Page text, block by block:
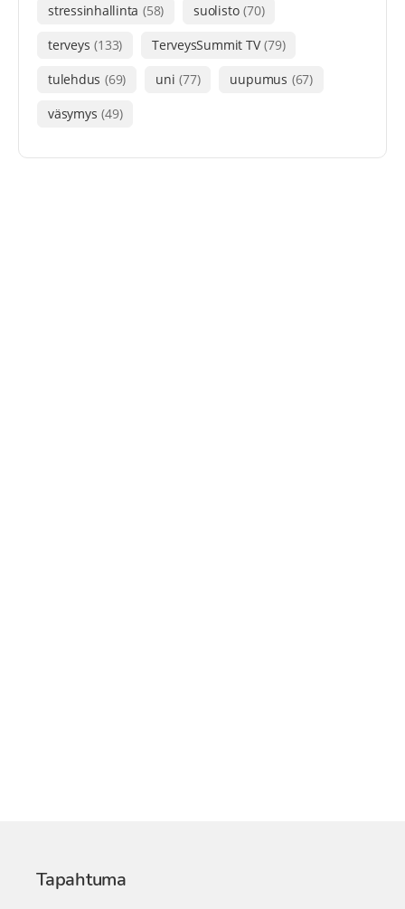
stressinhallinta (58) suolisto (70)
terveys (133) TerveysSummit TV (79)
tulehdus (69) uni (77) uupumus (67)
väsymys (49)
Tapahtuma